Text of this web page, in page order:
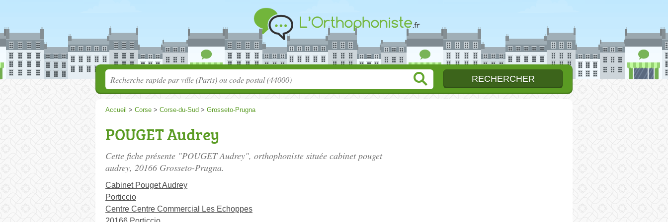
Accueil > Corse > Corse-du-Sud > Grosseto-Prugna
POUGET Audrey
Cette fiche présente "POUGET Audrey", orthophoniste située cabinet pouget
audrey, 20166 Grosseto-Prugna.
Cabinet Pouget Audrey
Porticcio
Centre Centre Commercial Les Echoppes